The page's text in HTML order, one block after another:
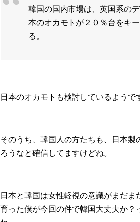
韓国の国内市場は、英国系の
本のオカモトが２０％台をキ
る。
日本のオカモトも検討しているよう
そのうち、韓国人の方たちも、日本製
ろうなと確信してますけどね。
日本と韓国は女性軽視の意識がまだ
育った僕が今回の件で韓国大丈夫か